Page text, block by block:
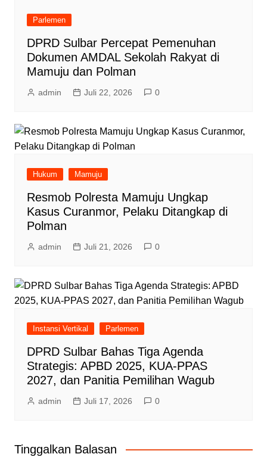
Parlemen
DPRD Sulbar Percepat Pemenuhan
Dokumen AMDAL Sekolah Rakyat di
Mamuju dan Polman
admin Juli 22, 2026 0
Hukum Mamuju
Resmob Polresta Mamuju Ungkap
Kasus Curanmor, Pelaku Ditangkap di
Polman
admin Juli 21, 2026 0
Instansi Vertikal Parlemen
DPRD Sulbar Bahas Tiga Agenda
Strategis: APBD 2025, KUA-PPAS
2027, dan Panitia Pemilihan Wagub
admin Juli 17, 2026 0
Tinggalkan Balasan